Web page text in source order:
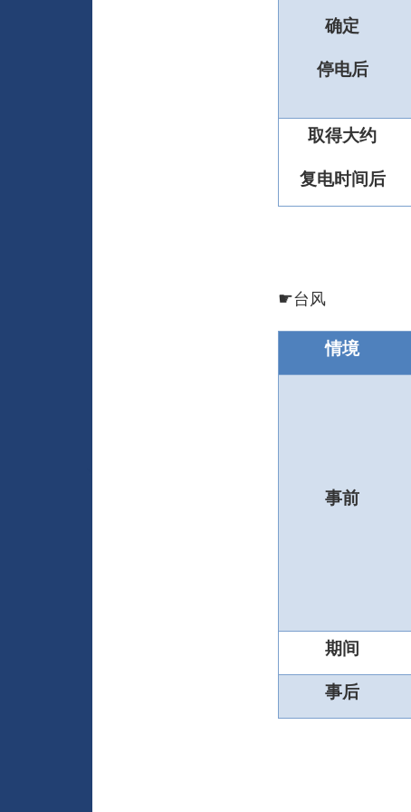
确定
停电后
取得大约
复电时间后
☛台风
情境
事前
期间
事后